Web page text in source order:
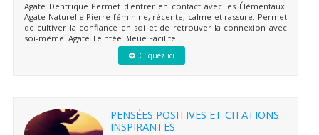
Agate Dentrique Permet d'entrer en contact avec les Élémentaux.
Agate Naturelle Pierre féminine, récente, calme et rassure. Permet
de cultiver la confiance en soi et de retrouver la connexion avec
soi-même. Agate Teintée Bleue Facilite...
Cliquez ici
PENSÉES POSITIVES ET CITATIONS
INSPIRANTES